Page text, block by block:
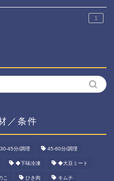
1
／条件
30-45分/調理 45-60分/調理
◆下味冷凍 ◆大豆ミート
こ ひき肉 キムチ
ホーム
資産運用